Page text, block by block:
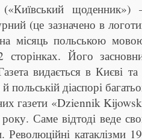
щоденник»)
(це зазначено в
місяць польською
сторінках. Його
видається в Києві
польській діаспорі
газети «Dziennik
Саме відтоді веде
Революційні катаклізми